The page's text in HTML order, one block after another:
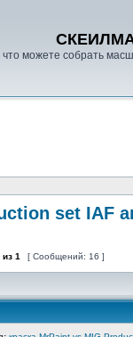
можете собрать
set IAF
из 1 [ Сообщений: 16 ]